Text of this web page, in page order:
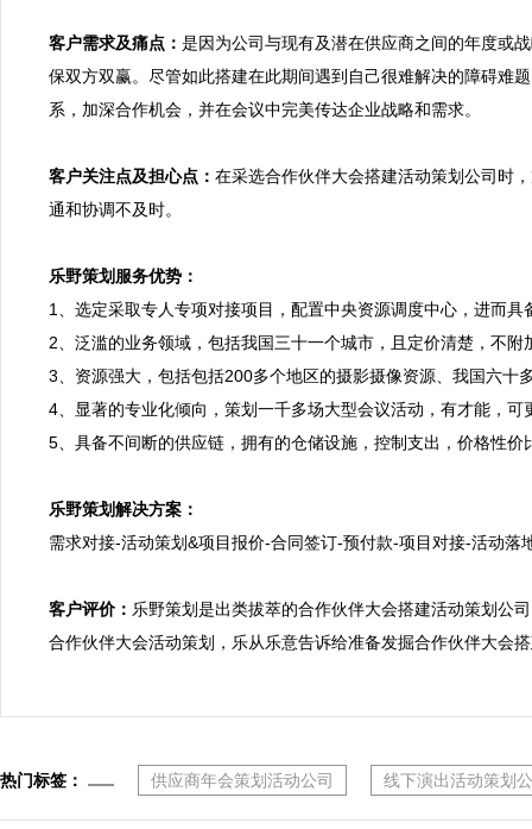
客户需求及痛点： 是因为公司与现有及潜在供应商之间的年度或
保双方双赢。尽管如此搭建在此期间遇到自己很难解决的障碍难
系，加深合作机会，并在会议中完美传达企业战略和需求。
客户关注点及担心点： 在采选合作伙伴大会搭建活动策划公司时
通和协调不及时。
乐野策划服务优势：
1、选定采取专人专项对接项目，配置中央资源调度中心，进而
2、泛滥的业务领域，包括我国三十一个城市，且定价清楚，不附
3、资源强大，包括包括200多个地区的摄影摄像资源、我国六
4、显著的专业化倾向，策划一千多场大型会议活动，有才能，可
5、具备不间断的供应链，拥有的仓储设施，控制支出，价格性价
乐野策划解决方案：
需求对接-活动策划&项目报价-合同签订-预付款-项目对接-活动落
客户评价： 乐野策划是出类拔萃的合作伙伴大会搭建活动策划公
合作伙伴大会活动策划，乐从乐意告诉给准备发掘合作伙伴大会
热门标签： 供应商年会策划活动公司 线下演出活动策划